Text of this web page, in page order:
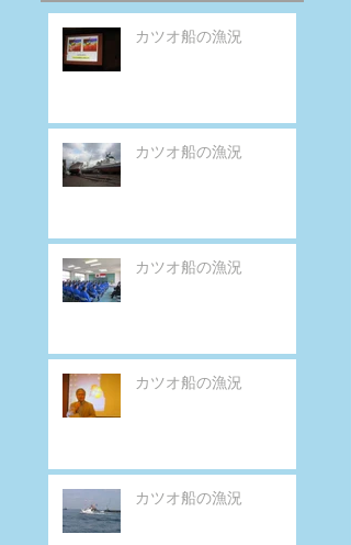
カツオ船の漁況
カツオ船の漁況
カツオ船の漁況
カツオ船の漁況
カツオ船の漁況